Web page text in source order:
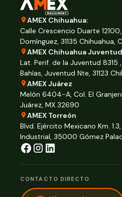
AMEX Chihuahua:
Calle Crescencio Duarte
Domínguez, 31135 Chihuahua,
AMEX Chihuahua
Lat. Perif. de la Juventud 8315 ,
Bahías, Juventud Nte, 31123
AMEX Juárez
Melón 6404-A, Col. El
Juárez, MX 32690
AMEX Torreón
Blvd. Ejército Mexicano Km.
Industrial, 35000 Gómez
CONTACTO DIRECTO